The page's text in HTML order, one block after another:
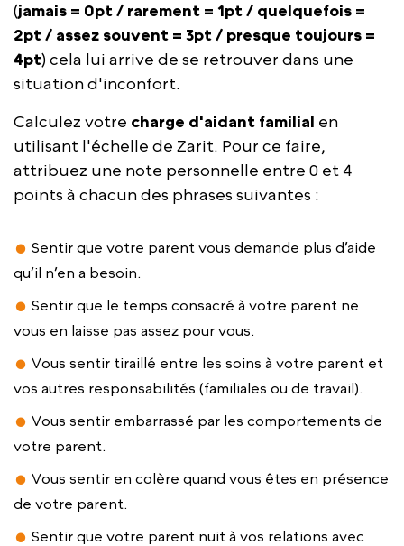
(jamais = 0pt / rarement = 1pt / quelquefois =
2pt / assez souvent = 3pt / presque toujours =
4pt) cela lui arrive de se retrouver dans une
situation d'inconfort.
Calculez votre charge d'aidant familial en
utilisant l'échelle de Zarit. Pour ce faire,
attribuez une note personnelle entre 0 et 4
points à chacun des phrases suivantes :
Sentir que votre parent vous demande plus d’aide
qu’il n’en a besoin.
Sentir que le temps consacré à votre parent ne
vous en laisse pas assez pour vous.
Vous sentir tiraillé entre les soins à votre parent et
vos autres responsabilités (familiales ou de travail).
Vous sentir embarrassé par les comportements de
votre parent.
Vous sentir en colère quand vous êtes en présence
de votre parent.
Sentir que votre parent nuit à vos relations avec